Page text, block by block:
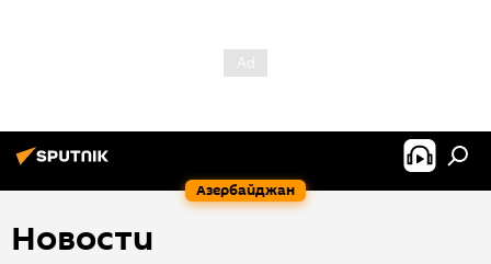
Азербайджан
Новости